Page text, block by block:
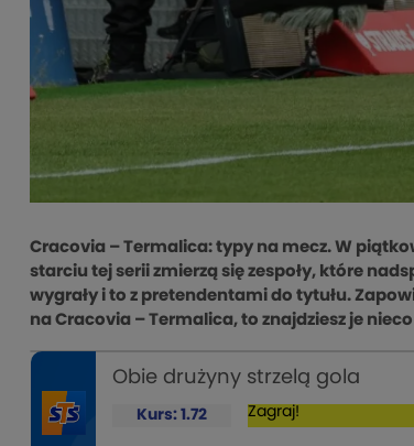
Cracovia – Termalica: typy na mecz. W
starciu tej serii zmierzą się zespoły, które
wygrały i to z pretendentami do tytułu.
na Cracovia – Termalica, to znajdziesz je
Obie drużyny strzelą gola
Kurs: 1.72 Zagraj!